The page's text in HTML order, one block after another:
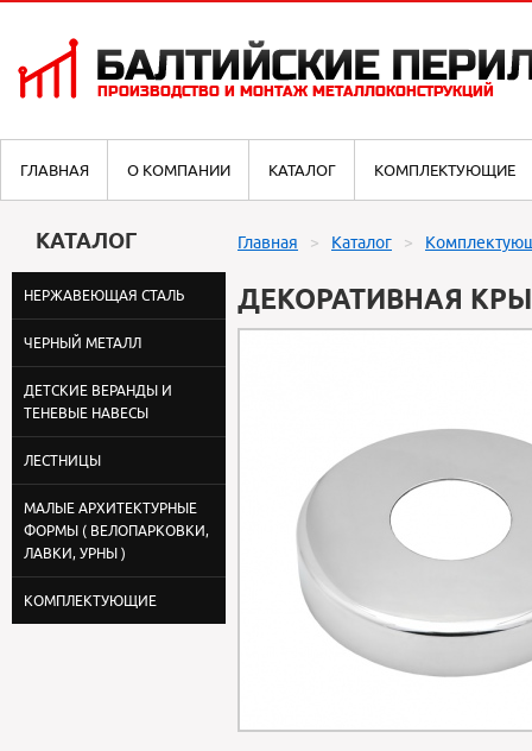
ГЛАВНАЯ О КОМПАНИИ КАТАЛОГ КОМПЛЕКТУЮЩИЕ
КАТАЛОГ
НЕРЖАВЕЮЩАЯ СТАЛЬ
ЧЕРНЫЙ МЕТАЛЛ
ДЕТСКИЕ ВЕРАНДЫ И
ТЕНЕВЫЕ НАВЕСЫ
ЛЕСТНИЦЫ
МАЛЫЕ АРХИТЕКТУРНЫЕ
ФОРМЫ ( ВЕЛОПАРКОВКИ,
ЛАВКИ, УРНЫ )
КОМПЛЕКТУЮЩИЕ
Главная Каталог
ДЕКОРАТИВНАЯ